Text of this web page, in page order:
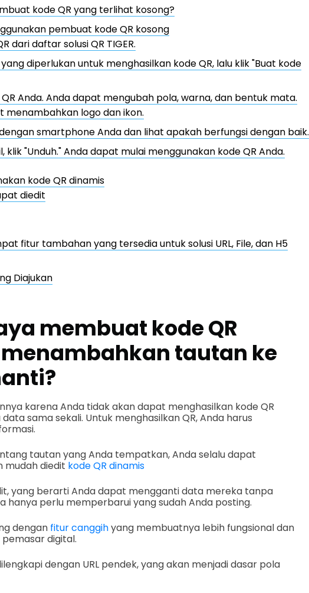
kode QR yang terlihat kosong?
pembuat kode QR kosong
dari daftar solusi QR TIGER.
diperlukan untuk menghasilkan kode QR, lalu klik "Buat kode
Anda. Anda dapat mengubah pola, warna, dan bentuk mata.
menambahkan logo dan ikon.
smartphone Anda dan lihat apakah berfungsi dengan baik.
klik "Unduh." Anda dapat mulai menggunakan kode QR Anda.
kode QR dinamis
diedit
fitur tambahan yang tersedia untuk solusi URL, File, dan H5
Diajukan
membuat kode QR
tautan ke
karena Anda tidak akan dapat menghasilkan kode QR
sama sekali. Untuk menghasilkan QR, Anda harus
tautan yang Anda tempatkan, Anda selalu dapat
mudah diedit kode QR dinamis
yang berarti Anda dapat mengganti data mereka tanpa
hanya perlu memperbarui yang sudah Anda posting.
dengan fitur canggihyang membuatnya lebih fungsional dan
digital.
dengan URL pendek, yang akan menjadi dasar pola